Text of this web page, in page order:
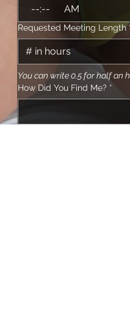
: AM
Requested Meeting Length
You can write 0.5 for half an
How Did You Find Me? *